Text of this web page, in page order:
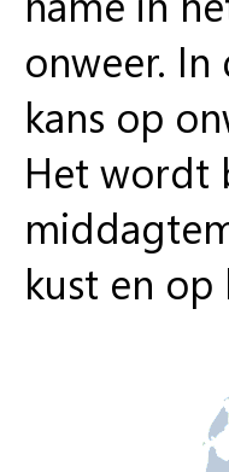
onweer.
kans op
Het wordt
kust en op